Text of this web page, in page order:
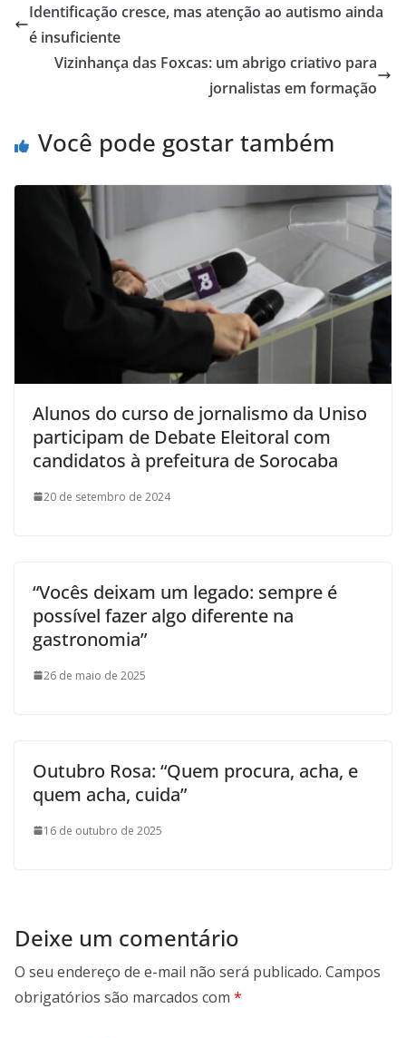
Identificação cresce, mas atenção ao autismo ainda
é insuficiente
Vizinhança das Foxcas: um abrigo criativo para
jornalistas em formação
Você pode gostar também
Alunos do curso de jornalismo da Uniso
participam de Debate Eleitoral com
candidatos à prefeitura de Sorocaba
20 de setembro de 2024
“Vocês deixam um legado: sempre é
possível fazer algo diferente na
gastronomia”
26 de maio de 2025
Outubro Rosa: “Quem procura, acha, e
quem acha, cuida”
16 de outubro de 2025
Deixe um comentário
O seu endereço de e-mail não será publicado. Campos
obrigatórios são marcados com *